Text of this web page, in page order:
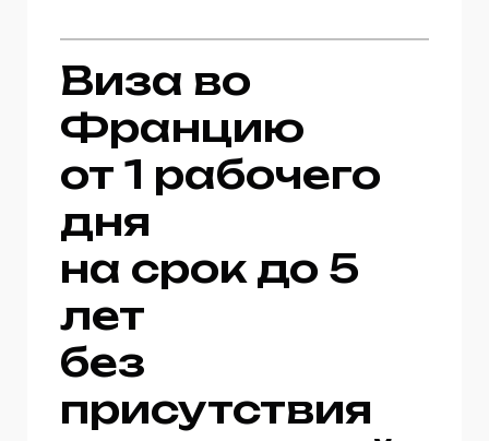
Виза во
Францию
от 1 рабочего
дня
на срок до 5
лет
без
присутствия